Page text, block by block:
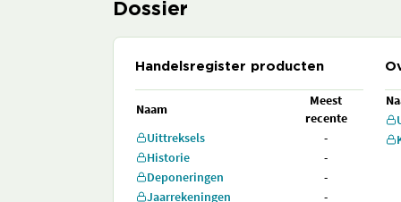
Dossier
Handelsregister producten
Naam
Meest
recente
Uittreksels
-
Historie
-
Deponeringen
-
Jaarrekeningen
-